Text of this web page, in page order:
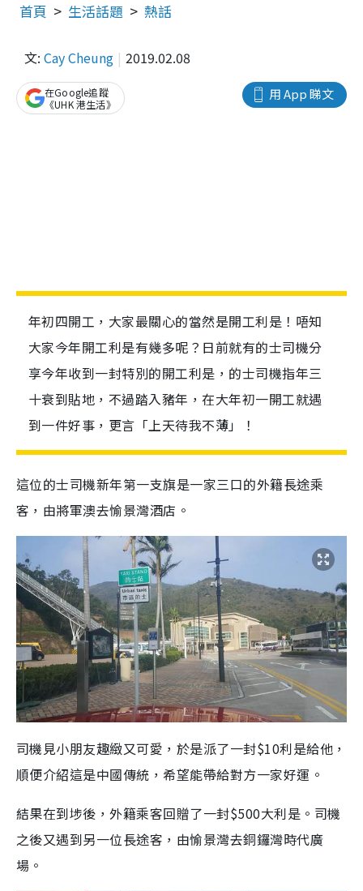
首頁 生活話題 熱話
文: Cay Cheung 2019.02.08
用 App 睇文
在Google追蹤
《UHK 港生活》
年初四開工，大家最關心的當然是開工利是！唔知
大家今年開工利是有幾多呢？日前就有的士司機分
享今年收到一封特別的開工利是，的士司機指年三
十衰到貼地，不過踏入豬年，在大年初一開工就遇
到一件好事，更言「上天待我不薄」！
這位的士司機新年第一支旗是一家三口的外籍長途乘
客，由將軍澳去愉景灣酒店。
司機見小朋友趣緻又可愛，於是派了一封$10利是給他，
順便介紹這是中國傳統，希望能帶給對方一家好運。
結果在到埗後，外籍乘客回贈了一封$500大利是。司機
之後又遇到另一位長途客，由愉景灣去銅鑼灣時代廣
場。